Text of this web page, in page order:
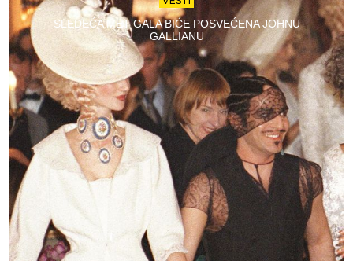
SLEDEĆA MET GALA BIĆE POSVEĆENA JOHNU
GALLIANU